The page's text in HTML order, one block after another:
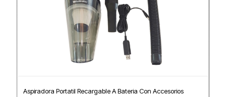
Aspiradora Portatil Recargable A Bateria Con Accesorios